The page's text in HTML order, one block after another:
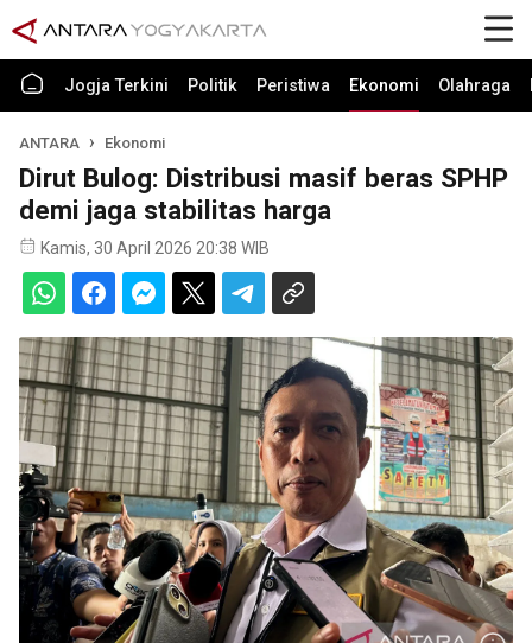
Jogja Terkini Politik Peristiwa Ekonomi Olahraga
ANTARA Ekonomi
Dirut Bulog: Distribusi masif beras SPHP
demi jaga stabilitas harga
Kamis, 30 April 2026 20:38 WIB